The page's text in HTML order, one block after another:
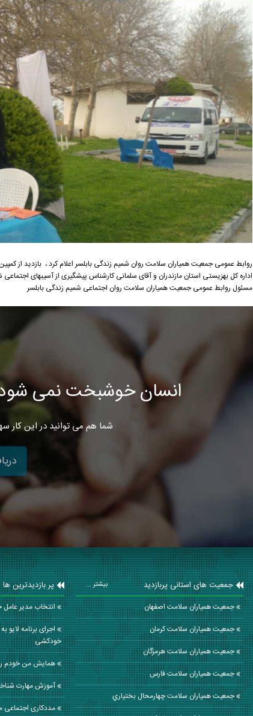
روابط عمومی جمعیت همیاران سلامت روان شمیم زندگی بابلسر اعلام کرد ، بازدید از
اداره کل بهزیستی استان مازندران و آقای سلمانی کارشناس پیشگیری از آسیبهای اجتماعی شهرستان بابلسر در روز
مسئول روابط عمومی جمعیت همیاران سلامت روان اجتماعی شمیم زندگی بابلسر
انسان خوشبخت نمی شود
شما هم می توانید در این کار
جمعیت های استانی پربازدید بیشتر ...
جمعیت همیاران سلامت اصفهان
جمعیت همیاران سلامت كرمان
جمعیت همیاران سلامت هرمزگان
جمعیت همیاران سلامت فارس
جمعیت همیاران سلامت چهارمحال بختياري
پر بازدیدترین ها
انتخاب مدیر عامل
اجرای برنامه لایو
خودکشی
همایش من خودم
آموزش مهارت شناخت
مددکاری اجتماعی